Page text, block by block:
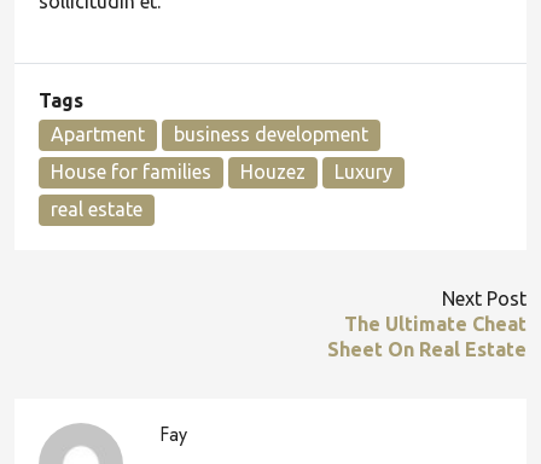
Tags
Apartment
business development
House for families
Houzez
Luxury
real estate
Next Post
The Ultimate Cheat
Sheet On Real Estate
Fay